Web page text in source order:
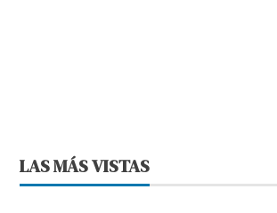
LAS MÁS VISTAS